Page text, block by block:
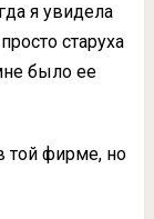
я увидела
старуха
было ее
той фирме, но